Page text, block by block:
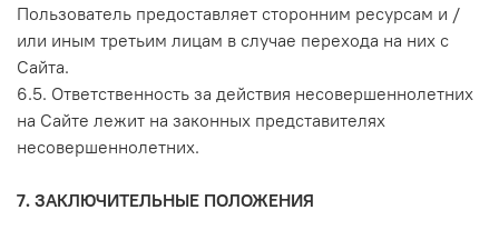
Пользователь предоставляет сторонним ресурсам и /
или иным третьим лицам в случае перехода на них с
Сайта.
6.5. Ответственность за действия несовершеннолетних
на Сайте лежит на законных представителях
несовершеннолетних.
7. ЗАКЛЮЧИТЕЛЬНЫЕ ПОЛОЖЕНИЯ